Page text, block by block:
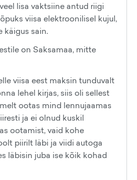
lisa vaktsiine antud riigi
viisa elektroonilisel kujul,
käigus sain.
on Saksamaa, mitte
viisa eest maksin tunduvalt
lehel kirjas, siis oli sellest
ootas mind lennujaamas
ja ei olnud kuskil
ootamist, vaid kohe
piirilt läbi ja viidi autoga
läbisin juba ise kõik kohad